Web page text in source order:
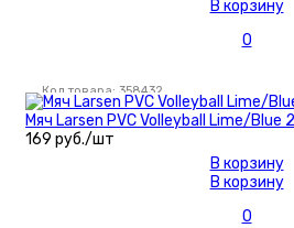
скамьи,
Гантели для
фитнеса
Коврики для
фитнеса/йоги
Скакалки
Массажеры
В корзину
0
Код товара: 358432
Мяч Larsen PVC Volleyball Lime/Blue
169 руб./шт
В корзину
В корзину
0